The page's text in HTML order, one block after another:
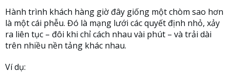
Hành trình khách hàng giờ đây giống một chòm sao hơn
là một cái phễu. Đó là mạng lưới các quyết định nhỏ, xảy
ra liên tục – đôi khi chỉ cách nhau vài phút – và trải dài
trên nhiều nền tảng khác nhau.
Ví dụ: